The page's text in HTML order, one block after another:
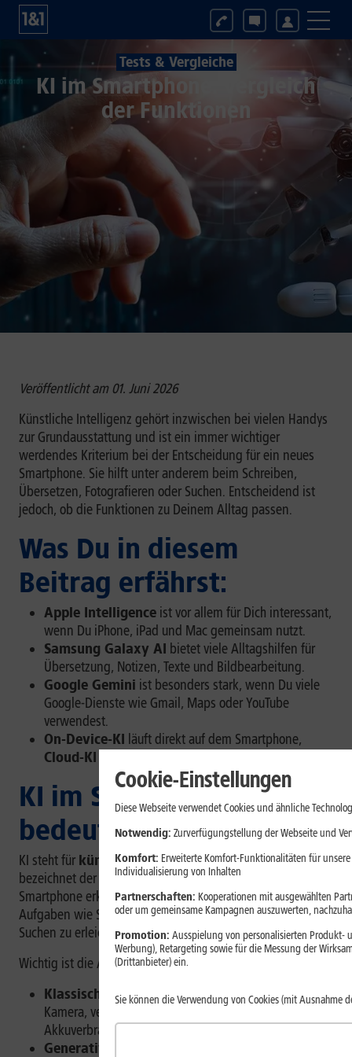
Tests & Vergleiche
KI im Smartphone: Vergleich
der Funktionen
Veröffentlicht am 01. Juni 2026
Künstliche Intelligenz gehört inzwischen bei vielen Handys
zur Grundausstattung und ist ein immer wichtiger
werdendes Kriterium bei der Entscheidung für ein neues
Smartphone. Sie hilft unter anderem beim Schreiben,
Übersetzen, Fotografieren oder Suchen. Entscheidend ist
jedoch, ob die Funktionen zu Deinem Alltag passen.
Was Du in diesem
Beitrag erfährst:
Apple Intelligence ist vor allem für Dich interessant,
wenn Du iPhone, iPad und Mac gemeinsam nutzt.
Samsung Galaxy AI bietet viele Alltagshilfen für
Übersetzung, Notizen, Texte und Bildbearbeitung.
Google Gemini ist besonders stark, wenn Du viele
Google-Dienste wie Gmail, Maps oder YouTube
verwendest.
On-Device-KI läuft direkt auf dem Smartphone,
Cloud-KI
KI im Smartphone: Was
bedeutet das genau?
KI steht für künstliche Intelligenz. Im Smartphone
bezeichnet der Begriff Funktionen, die Inhalte auf dem
Smartphone erkennen, verarbeiten oder generieren, um
Aufgaben wie Schreiben, Übersetzen, Fotografieren oder
Suchen zu erleichtern.
Wichtig ist die Abgrenzung:
Klassische KIerkennt zum Beispiel Szenen in der
Kamera, verbessert Fotos oder optimiert den
Akkuverbrauch.
Generative KI
Cookie-Einstellungen
Diese Webseite verwendet Cookies und ähnliche
Notwendig: Zurverfügungstellung der Webseite und
Komfort: Erweiterte Komfort-Funktionalitäten für
Individualisierung von Inhalten
Partnerschaften: Kooperationen mit ausgewählten
oder um gemeinsame Kampagnen auszuwerten,
Promotion: Ausspielung von personalisierten Produkt-
Werbung), Retargeting sowie für die Messung der
(Drittanbieter) ein.
Sie können die Verwendung von Cookies (mit Ausnahme